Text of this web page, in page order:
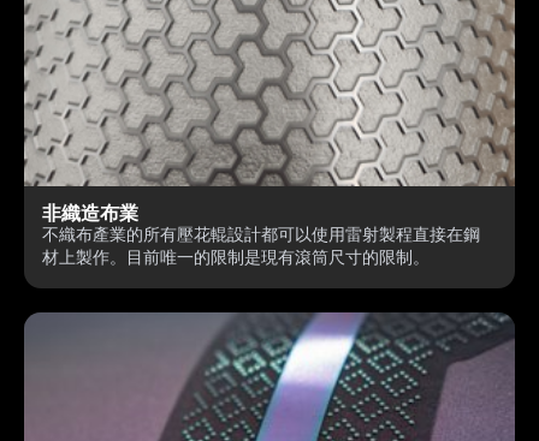
非織造布業
不織布產業的所有壓花輥設計都可以使用雷射製程直接在鋼
材上製作。目前唯一的限制是現有滾筒尺寸的限制。